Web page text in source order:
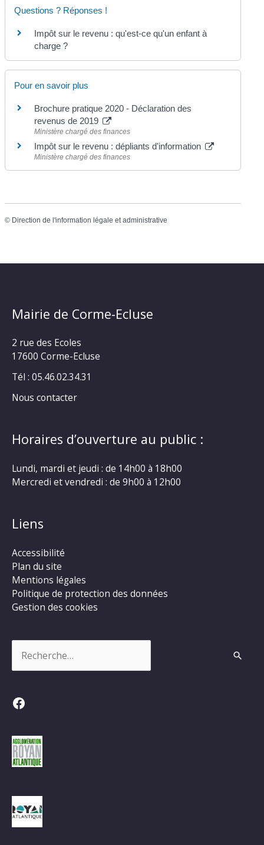
Questions ? Réponses !
Impôt sur le revenu : qu'est-ce qu'un enfant à
charge ?
Pour en savoir plus
Brochure pratique 2020 - Déclaration des
revenus de 2019
Ministère chargé des finances
Impôt sur le revenu : dépliants d'information
Ministère chargé des finances
© Direction de l'information légale et administrative
Mairie de Corme-Ecluse
2 rue des Ecoles
17600 Corme-Ecluse
Tél : 05.46.02.34.31
Nous contacter
Horaires d’ouverture au public :
Lundi, mardi et jeudi : de 14h00 à 18h00
Mercredi et vendredi : de 9h00 à 12h00
Liens
Accessibilité
Plan du site
Mentions légales
Politique de protection des données
Gestion des cookies
Facebook